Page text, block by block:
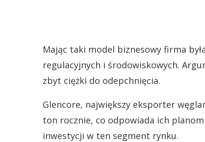
Mając taki model biznesowy firma
regulacyjnych i środowiskowych.
zbyt ciężki do odepchnięcia.
Glencore, największy eksporter
ton rocznie, co odpowiada ich
inwestycji w ten segment rynku.